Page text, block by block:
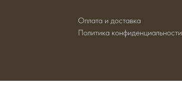
Оплата и доставка
Политика конфиденциальности